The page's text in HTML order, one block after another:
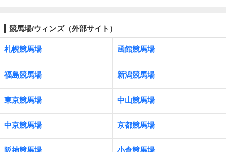
競馬場/ウィンズ（外部サイト）
札幌競馬場 函館競馬場
福島競馬場 新潟競馬場
東京競馬場 中山競馬場
中京競馬場 京都競馬場
阪神競馬場 小倉競馬場